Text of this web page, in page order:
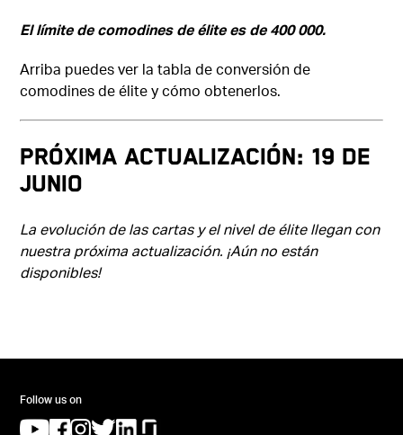
El límite de comodines de élite es de 400 000.
Arriba puedes ver la tabla de conversión de
comodines de élite y cómo obtenerlos.
PRÓXIMA ACTUALIZACIÓN: 19 DE
JUNIO
La evolución de las cartas y el nivel de élite llegan con
nuestra próxima actualización. ¡Aún no están
disponibles!
Follow us on
(opens in a new tab)
(opens in a new tab)
(opens in a new tab)
(opens in a new tab)
(opens in a new tab)